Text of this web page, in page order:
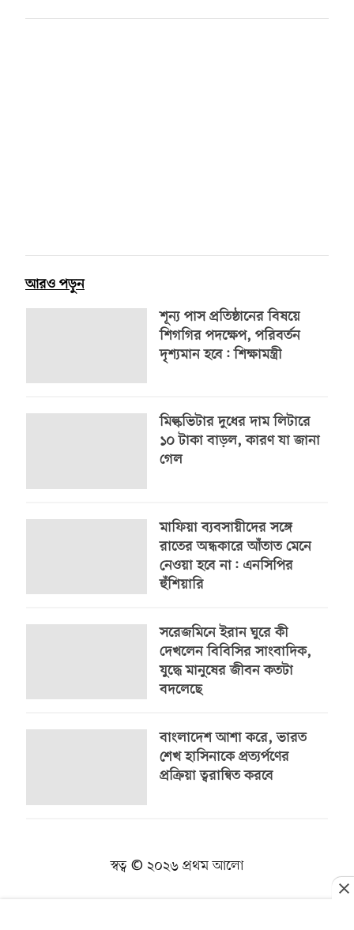
আরও পড়ুন
শূন্য পাস প্রতিষ্ঠানের বিষয়ে
শিগগির পদক্ষেপ, পরিবর্তন
দৃশ্যমান হবে: শিক্ষামন্ত্রী
মিল্কভিটার দুধের দাম লিটারে
১০ টাকা বাড়ল, কারণ যা জানা
গেল
মাফিয়া ব্যবসায়ীদের সঙ্গে
রাতের অন্ধকারে আঁতাত মেনে
নেওয়া হবে না: এনসিপির
হুঁশিয়ারি
সরেজমিনে ইরান ঘুরে কী
দেখলেন বিবিসির সাংবাদিক,
যুদ্ধে মানুষের জীবন কতটা
বদলেছে
বাংলাদেশ আশা করে, ভারত
শেখ হাসিনাকে প্রত্যর্পণের
প্রক্রিয়া ত্বরান্বিত করবে
স্বত্ব © ২০২৬ প্রথম আলো